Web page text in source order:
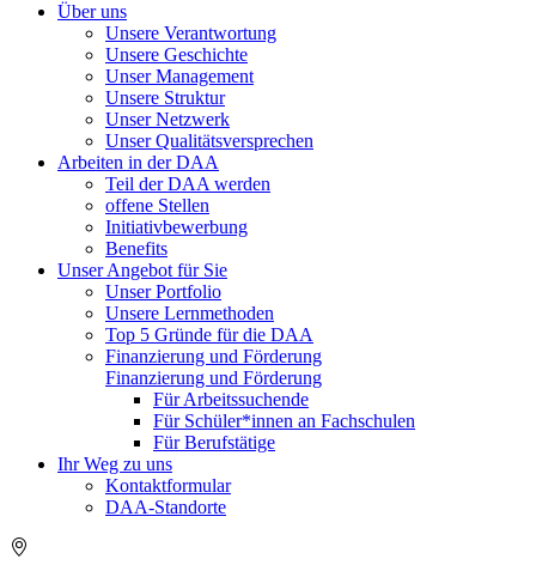
Über uns
Unsere Verantwortung
Unsere Geschichte
Unser Management
Unsere Struktur
Unser Netzwerk
Unser Qualitätsversprechen
Arbeiten in der DAA
Teil der DAA werden
offene Stellen
Initiativbewerbung
Benefits
Unser Angebot für Sie
Unser Portfolio
Unsere Lernmethoden
Top 5 Gründe für die DAA
Finanzierung und Förderung
Finanzierung und Förderung
Für Arbeitssuchende
Für Schüler*innen an Fachschulen
Für Berufstätige
Ihr Weg zu uns
Kontaktformular
DAA-Standorte